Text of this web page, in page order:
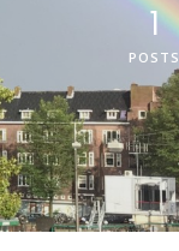
1
POSTS